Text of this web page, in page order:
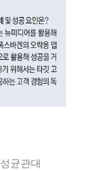
성균관대